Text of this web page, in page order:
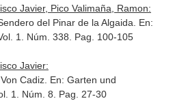
Javier, Pico Valimaña, Ramon:
del Pinar de la Algaida. En:
1. Núm. 338. Pag. 100-105
Javier:
Cadiz. En: Garten und
1. Núm. 8. Pag. 27-30